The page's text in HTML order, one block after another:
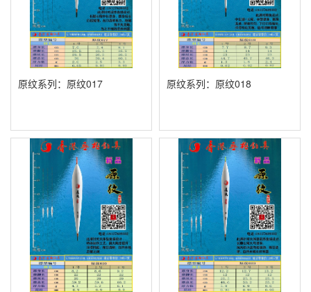
原纹系列：原纹017 原纹系列：原纹018